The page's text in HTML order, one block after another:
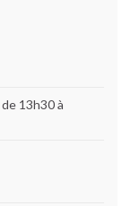
13h30 à